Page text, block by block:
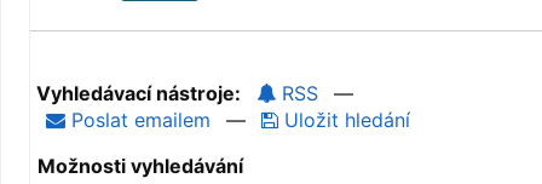
Vyhledávací nástroje: RSS
—
Poslat emailem
—
Uložit hledání
Možnosti vyhledávání